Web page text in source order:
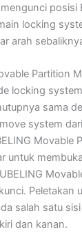
posisi
locking
arah
Partition
locking
sama
system
Movable
untuk
Peletakan
salah satu
dan kanan.